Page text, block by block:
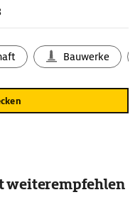
Bauwerke
weiterempfehlen